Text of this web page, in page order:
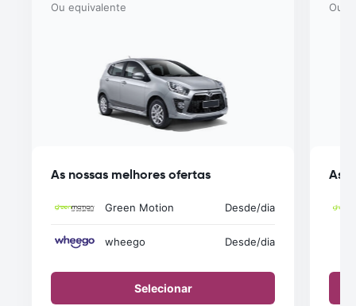
Ou equivalente
As nossas melhores ofertas
Green Motion Desde/dia
wheego Desde/dia
Selecionar
Ou
As